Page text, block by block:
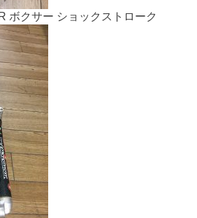
ボクサー ショックストローク